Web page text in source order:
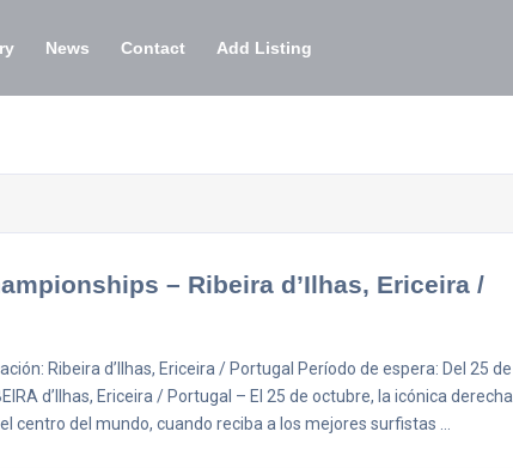
News Contact Add Listing
– Ribeira d’Ilhas, Ericeira /
Ribeira d’Ilhas, Ericeira / Portugal Período de espera: Del 25 de
d’Ilhas, Ericeira / Portugal – El 25 de octubre, la icónica derecha
centro del mundo, cuando reciba a los mejores surfistas …